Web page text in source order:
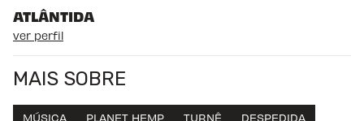
ATLÂNTIDA
ver perfil
MAIS SOBRE
MÚSICA PLANET HEMP TURNÊ
DESPEDIDA